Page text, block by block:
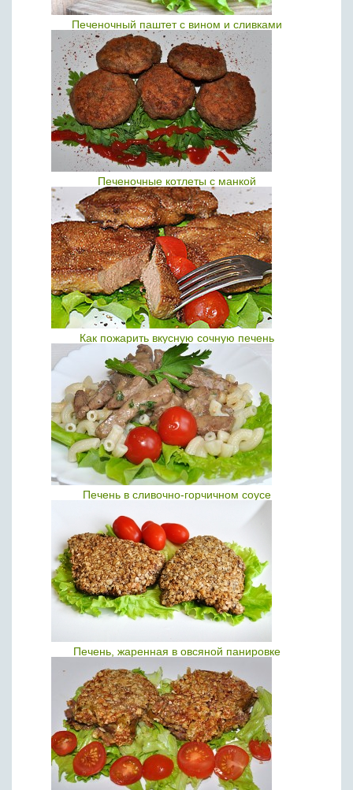
Печеночный паштет с вином и сливками
Печеночные котлеты с манкой
Как пожарить вкусную сочную печень
Печень в сливочно-горчичном соусе
Печень, жаренная в овсяной панировке